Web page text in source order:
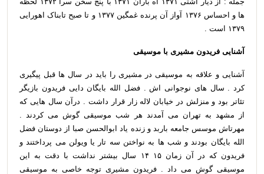
ها و احساس ۱۳۷۶ آواز آن پرنده غمگین ۱۳۷۷ و تا صبح تابناک اهورایی
۱۳۷۹ است .
آشنایی فریدون مشیری با موسیقی
آشنایی و علاقه به موسیقی در مشیری را باید در سال ها قبل پیگیری
کرد . سال های نوجوانی اش . فضل الله بایگان دایی فریدون بازیگر
تئاتر بود و منزلش در خیابان لاله زار قرار داشت . درآن سال هایی که
از مشهد به تهران می آمدند هر شب موسیقی گوش می کردند .
مهرتاش موسس جامعه باربد و زنده یاد ابوالحسن صبا از دوستان فضل
الله بایگان بودند و شب ها به نواختن سه تار یا ویولن می پرداختند و
فریدون که در آن زمان ۱۵ ۱۴ سال بیشتر نداشت با دقت به این
موسیقی گوش می داد . فریدون مشیری توجه خاصی به موسیقی